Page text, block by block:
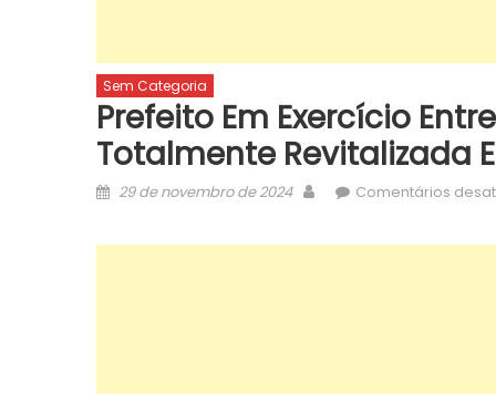
Sem Categoria
Prefeito Em Exercício
Totalmente Revitalizada
Posted
29 de novembro de 2024 AuthorComentários